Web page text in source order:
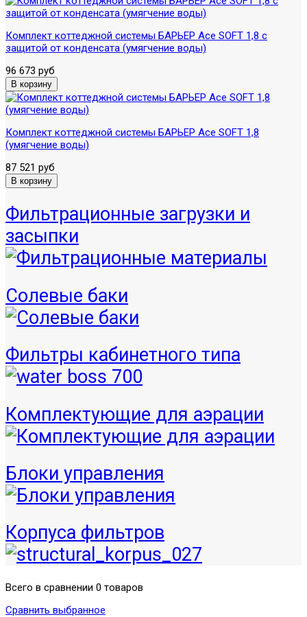
Комплект коттеджной системы БАРЬЕР Ace SOFT 1,8 с
защитой от конденсата (умягчение воды)
96 673 руб
Комплект коттеджной системы БАРЬЕР Ace SOFT 1,8
(умягчение воды)
87 521 руб
Фильтрационные загрузки и
засыпки
Солевые баки
Фильтры кабинетного типа
Комплектующие для аэрации
Блоки управления
Корпуса фильтров
Всего в сравнении 0 товаров
Сравнить выбранное